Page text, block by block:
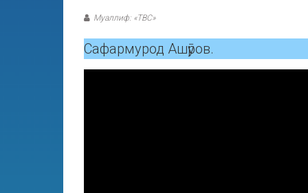
Муаллиф: «ТВС»
Сафармурод Ашӯров.